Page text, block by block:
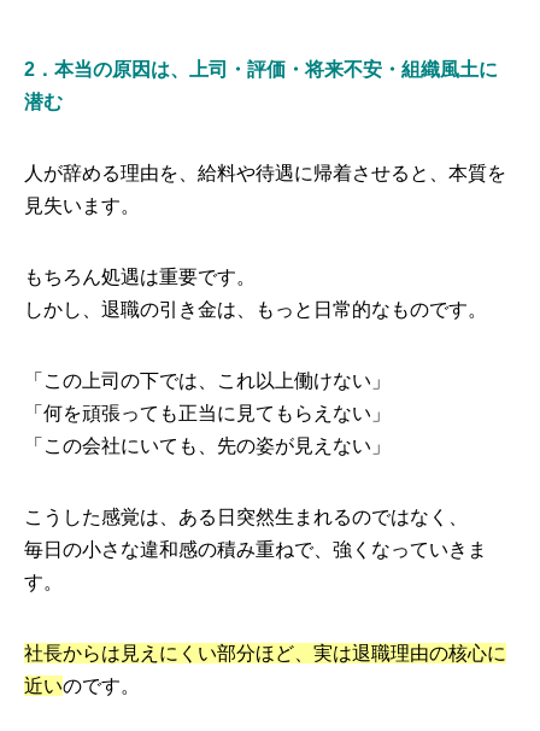
2．本当の原因は、上司・評価・将来不安・組織風土に
潜む
人が辞める理由を、給料や待遇に帰着させると、本質を
見失います。
もちろん処遇は重要です。
しかし、退職の引き金は、もっと日常的なものです。
「この上司の下では、これ以上働けない」
「何を頑張っても正当に見てもらえない」
「この会社にいても、先の姿が見えない」
こうした感覚は、ある日突然生まれるのではなく、
毎日の小さな違和感の積み重ねで、強くなっていきま
す。
社長からは見えにくい部分ほど、実は退職理由の核心に
近いのです。